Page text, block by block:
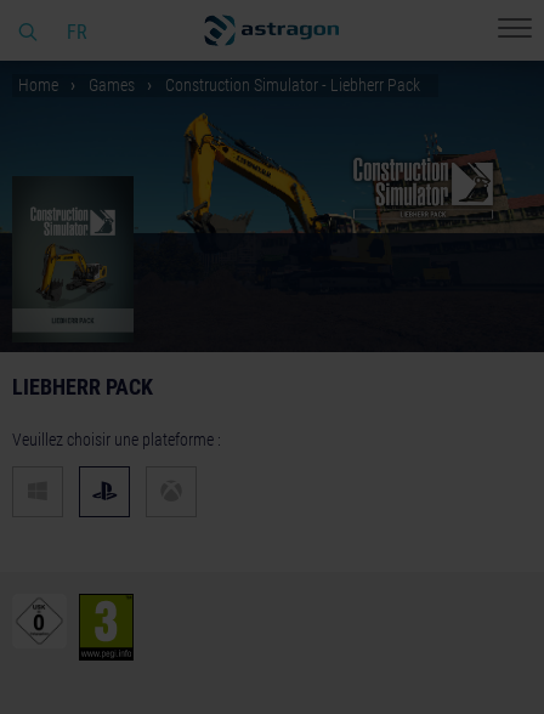
FR
Home Games Construction Simulator - Liebherr Pack
LIEBHERR PACK
Veuillez choisir une plateforme :